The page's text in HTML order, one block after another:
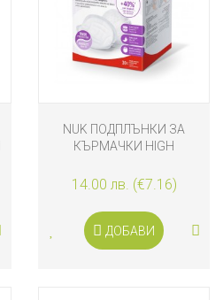
NUK ПОДПЛЪНКИ ЗА
КЪРМАЧКИ HIGH
14.00 лв. (€7.16)
ДОБАВИ